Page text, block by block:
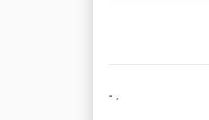
- ,